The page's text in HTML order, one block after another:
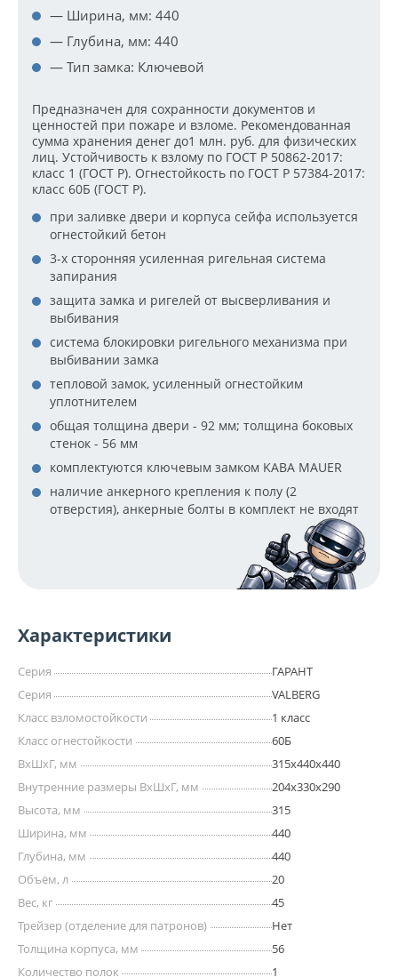
— Ширина, мм: 440
— Глубина, мм: 440
— Тип замка: Ключевой
Предназначен для сохранности документов и
ценностей при пожаре и взломе. Рекомендованная
сумма хранения денег до1 млн. руб. для физических
лиц. Устойчивость к взлому по ГОСТ Р 50862-2017:
класс 1 (ГОСТ Р). Огнестойкость по ГОСТ Р 57384-2017:
класс 60Б (ГОСТ Р).
при заливке двери и корпуса сейфа используется
огнестойкий бетон
3-х сторонняя усиленная ригельная система
запирания
защита замка и ригелей от высверливания и
выбивания
система блокировки ригельного механизма при
выбивании замка
тепловой замок, усиленный огнестойким
уплотнителем
общая толщина двери - 92 мм; толщина боковых
стенок - 56 мм
комплектуются ключевым замком KABA MAUER
наличие анкерного крепления к полу (2
отверстия), анкерные болты в комплект не входят
Характеристики
Серия
ГАРАНТ
Серия
VALBERG
Класс взломостойкости
1 класс
Класс огнестойкости
60Б
ВхШхГ, мм
315х440х440
Внутренние размеры ВхШхГ, мм
204x330x290
Высота, мм
315
Ширина, мм
440
Глубина, мм
440
Объём, л
20
Вес, кг
45
Трейзер (отделение для патронов)
Нет
Толщина корпуса, мм
56
Количество полок
1